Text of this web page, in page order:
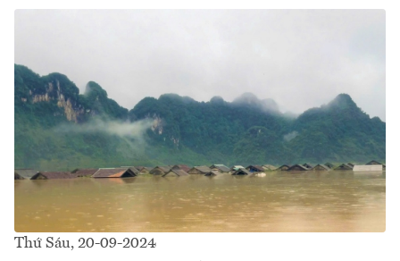
Thứ Sáu, 20-09-2024